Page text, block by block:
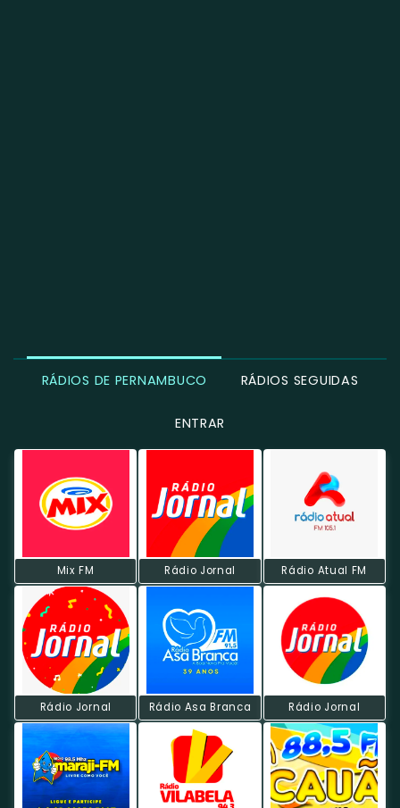
RÁDIOS DE PERNAMBUCO RÁDIOS SEGUIDAS
ENTRAR
Mix FM Rádio Jornal Rádio Atual FM
Rádio Jornal Rádio Asa Branca Rádio Jornal